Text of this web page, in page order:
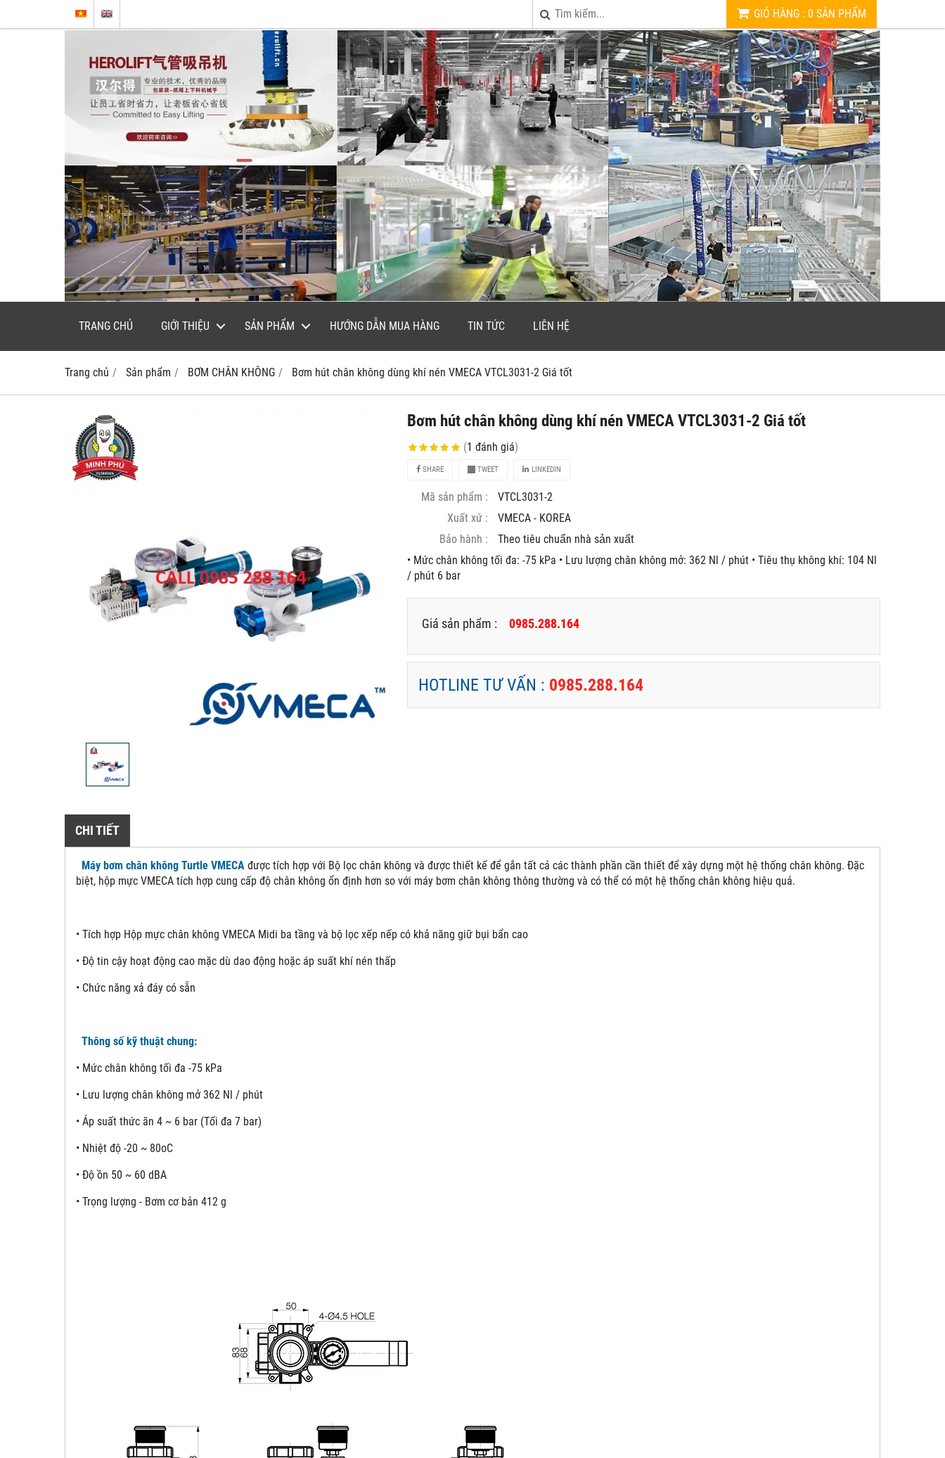
GIỎ HÀNG : 0 SẢN PHẨM
TRANG CHỦ GIỚI THIỆU SẢN PHẨM HƯỚNG DẪN MUA HÀNG TIN TỨC LIÊN HỆ
Trang chủ Sản phẩm BƠM CHÂN KHÔNG Bơm hút chân không dùng khí nén VMECA VTCL3031-2 Giá tốt
Bơm hút chân không dùng khí nén VMECA VTCL3031-2 Giá tốt
(1đánh giá)
SHARE TWEET LINKEDIN
Mã sản phẩm :
VTCL3031-2
Xuất xứ :
VMECA - KOREA
Bảo hành :
Theo tiêu chuẩn nhà sản xuất
• Mức chân không tối đa: -75 kPa • Lưu lượng chân không mở: 362 Nl / phút • Tiêu thụ không khí: 104 Nl
/ phút 6 bar
Giá sản phẩm : 0985.288.164
HOTLINE TƯ VẤN : 0985.288.164
CHI TIẾT
Máy bơm chân không Turtle VMECA được tích hợp với Bộ lọc chân không và được thiết kế để gắn tất cả các thành phần cần thiết để xây dựng một hệ thống chân không. Đặc
biệt, hộp mực VMECA tích hợp cung cấp độ chân không ổn định hơn so với máy bơm chân không thông thường và có thể có một hệ thống chân không hiệu quả.
• Tích hợp Hộp mực chân không VMECA Midi ba tầng và bộ lọc xếp nếp có khả năng giữ bụi bẩn cao
• Độ tin cậy hoạt động cao mặc dù dao động hoặc áp suất khí nén thấp
• Chức năng xả đáy có sẵn
Thông số kỹ thuật chung:
• Mức chân không tối đa -75 kPa
• Lưu lượng chân không mở 362 Nl / phút
• Áp suất thức ăn 4 ~ 6 bar (Tối đa 7 bar)
• Nhiệt độ -20 ~ 80oC
• Độ ồn 50 ~ 60 dBA
• Trọng lượng - Bơm cơ bản 412 g